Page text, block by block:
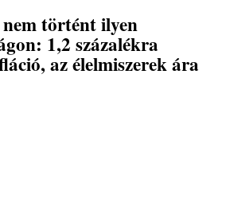
történt ilyen
1,2 százalékra
az élelmiszerek ára